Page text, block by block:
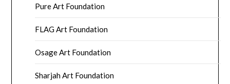
Pure Art Foundation
FLAG Art Foundation
Osage Art Foundation
Sharjah Art Foundation